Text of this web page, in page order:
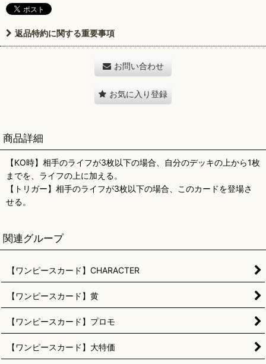
返品特約に関する重要事項
お問い合わせ
お気に入り登録
商品詳細
【KO時】相手のライフが3枚以下の場合、自分のデッキの上から1枚
までを、ライフの上に加える。
【トリガー】相手のライフが3枚以下の場合、このカードを登場さ
せる。
関連グループ
【ワンピースカード】CHARACTER
【ワンピースカード】黄
【ワンピースカード】プロモ
【ワンピースカード】大特価